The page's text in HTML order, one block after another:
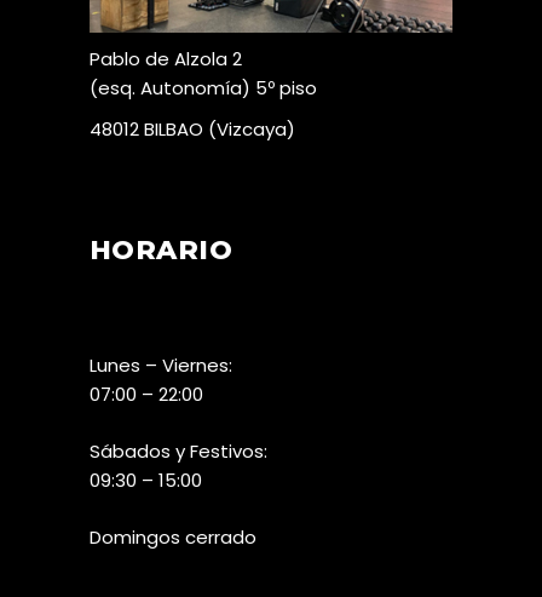
Pablo de Alzola 2
(esq. Autonomía) 5º piso
48012 BILBAO (Vizcaya)
HORARIO
Lunes – Viernes:
07:00 – 22:00
Sábados y Festivos:
09:30 – 15:00
Domingos cerrado